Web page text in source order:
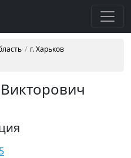
г. Харьков